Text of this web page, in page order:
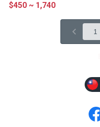
$450 ~ 1,740